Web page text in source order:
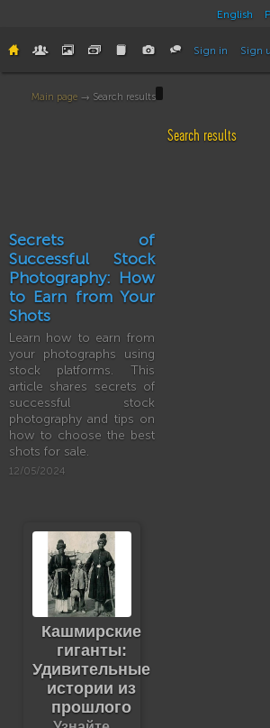
English
Sign in Sign
Main page → Search results
Search results
Secrets of
Successful Stock
Photography: How
to Earn from Your
Shots
Learn how to earn from
your photographs using
stock platforms. This
article shares secrets of
successful stock
photography and tips on
how to choose the best
shots for sale.
12/05/2024
Кашмирские
гиганты:
Удивительные
истории из
прошлого